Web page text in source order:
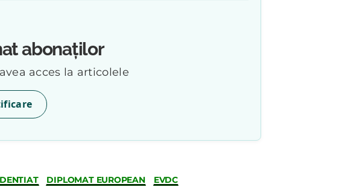
abonaților
acces la articolele
DIPLOMAT EUROPEAN
EVDC